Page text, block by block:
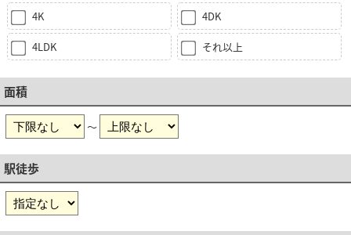
4K 4DK
4LDK それ以上
面積
～
駅徒歩